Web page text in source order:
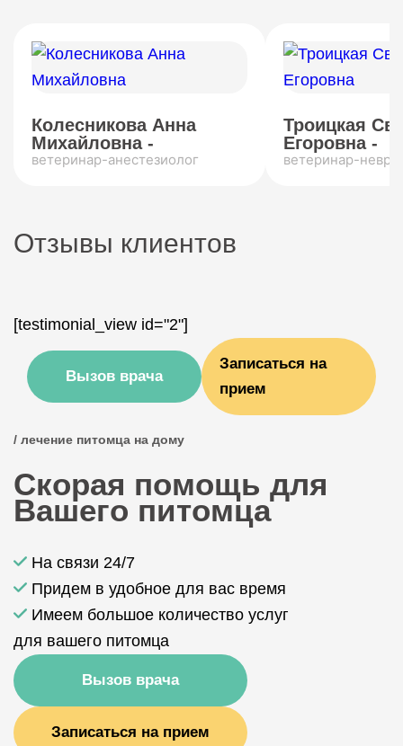
Колесникова Анна
Михайловна -
ветеринар-анестезиолог
Троицкая
Егоровна -
ветеринар-
Отзывы клиентов
[testimonial_view id="2"]
Вызов врача
Записаться на
прием
/ лечение питомца на дому
Скорая помощь для
Вашего питомца
На связи 24/7
Придем в удобное для вас время
Имеем большое количество услуг
для вашего питомца
Вызов врача
Записаться на прием